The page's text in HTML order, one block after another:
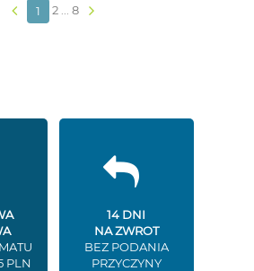
1 2 8
PLN
14 DNI
NA ZWROT
BEZ PODANIA
PRZYCZYNY